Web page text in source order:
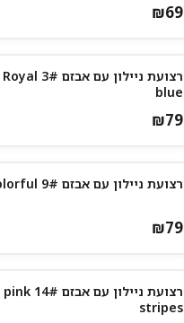
₪69
רצועת ניילון עם אבזם 3# Royal
blue
₪79
רצועת ניילון עם אבזם 9# Colorful
₪79
נותרו מעט
רצועת ניילון עם אבזם 14# pink
stripes